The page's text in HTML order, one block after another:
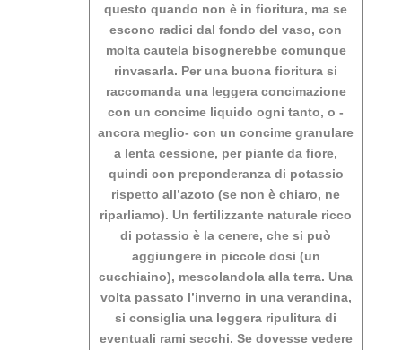
questo quando non è in fioritura, ma se
escono radici dal fondo del vaso, con
molta cautela bisognerebbe comunque
rinvasarla. Per una buona fioritura si
raccomanda una leggera concimazione
con un concime liquido ogni tanto, o -
ancora meglio- con un concime granulare
a lenta cessione, per piante da fiore,
quindi con preponderanza di potassio
rispetto all’azoto (se non è chiaro, ne
riparliamo). Un fertilizzante naturale ricco
di potassio è la cenere, che si può
aggiungere in piccole dosi (un
cucchiaino), mescolandola alla terra. Una
volta passato l’inverno in una verandina,
si consiglia una leggera ripulitura di
eventuali rami secchi. Se dovesse vedere